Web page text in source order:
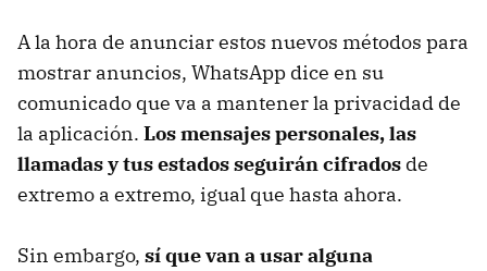
A la hora de anunciar estos nuevos métodos para
mostrar anuncios, WhatsApp dice en su
comunicado que va a mantener la privacidad de
la aplicación. Los mensajes personales, las
llamadas y tus estados seguirán cifrados de
extremo a extremo, igual que hasta ahora.
Sin embargo, sí que van a usar alguna